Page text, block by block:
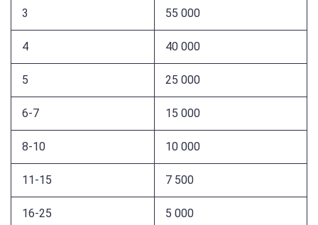
3 55 000
4 40 000
5 25 000
6-7 15 000
8-10 10 000
11-15 7 500
16-25 5 000